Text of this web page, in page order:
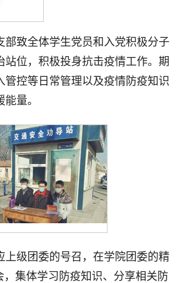
部致全体学生党员和入党积极分子
位，积极投身抗击疫情工作。期
控等日常管理以及疫情防疫知识
量。
上级团委的号召，在学院团委的精
集体学习防疫知识、分享相关防